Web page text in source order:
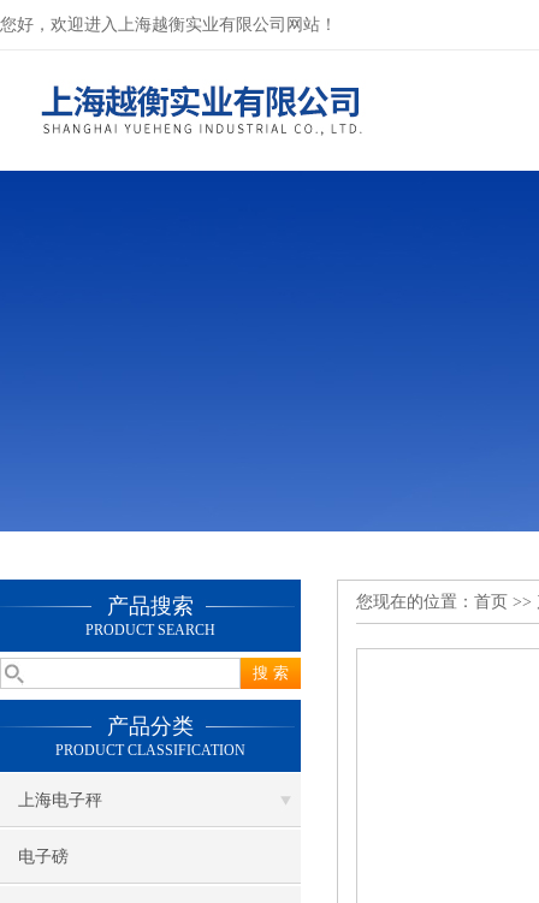
您好，欢迎进入上海越衡实业有限公司网站！
产品搜索
PRODUCT SEARCH
产品分类
PRODUCT CLASSIFICATION
上海电子秤
电子磅
您现在的位置： 首页 >>